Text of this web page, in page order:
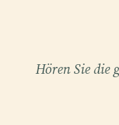
Hören Sie die